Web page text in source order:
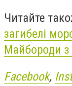
Читайте
загибелі
Майбороди з
Facebook,